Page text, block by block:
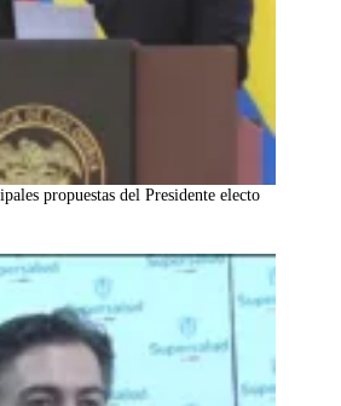
propuestas del Presidente electo